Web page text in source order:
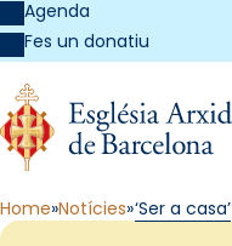
Agenda
Fes un donatiu
Home Notícies ‘Ser a casa’